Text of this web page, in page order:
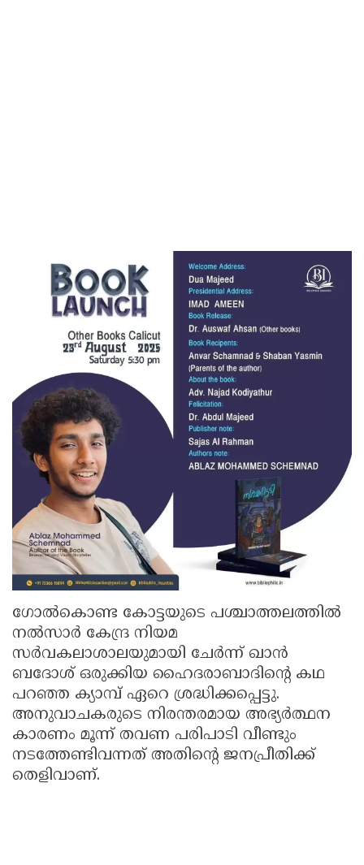
ഗോൽകൊണ്ട കോട്ടയുടെ പശ്ചാത്തലത്തിൽ
നൽസാർ കേന്ദ്ര നിയമ
സർവകലാശാലയുമായി ചേർന്ന് ഖാൻ
ബദോശ് ഒരുക്കിയ ഹൈദരാബാദിന്റെ കഥ
പറഞ്ഞ ക്യാമ്പ് ഏറെ ശ്രദ്ധിക്കപ്പെട്ടു.
അനുവാചകരുടെ നിരന്തരമായ അഭ്യർത്ഥന
കാരണം മൂന്ന് തവണ പരിപാടി വീണ്ടും
നടത്തേണ്ടിവന്നത് അതിൻ്റെ ജനപ്രീതിക്ക്
തെളിവാണ്.